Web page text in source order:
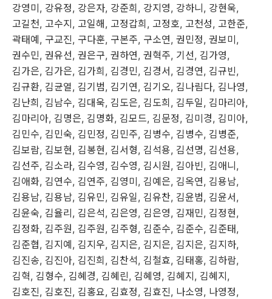
강영미 , 강유정, 강은자, 강준희 , 강지영, 강하니 , 강현욱,
고길천, 고수지 , 고일해 , 고정갑희 , 고정호, 고천성, 고한준,
곽태예 , 구교진, 구다훈, 구본주, 구소연, 권민정, 권보미 ,
권수민, 권유선, 권은구, 권하연, 권혁주, 기선, 김가영,
김가은, 김가은, 김가희 , 김경민, 김경서 , 김경연, 김규빈,
김규환, 김균열, 김기범, 김기연, 김기오, 김나림다, 김나영,
김난희 , 김남수, 김대욱, 김도은, 김도희 , 김두일, 김마리아,
김마리아, 김명은, 김명화, 김모드, 김문정, 김미경, 김미아,
김민수, 김민숙, 김민정, 김민주, 김병수, 김병수, 김병준,
김보람, 김보현, 김봉현, 김서형, 김석용, 김선명, 김선용,
김선주, 김소라, 김수영, 김수영, 김시원, 김아빈, 김애니 ,
김애화, 김연수, 김연주, 김영미 , 김예은, 김옥연, 김용남,
김용남, 김용남, 김유민, 김유일, 김유찬, 김윤범, 김윤서 ,
김윤숙, 김율리 , 김은석, 김은영, 김은영, 김재민, 김정현,
김정화, 김주원, 김주원, 김주형, 김준수, 김준수, 김준태 ,
김준협, 김지예 , 김지우, 김지은, 김지은, 김지은, 김지하,
김진송, 김진아, 김진희 , 김찬석, 김철효, 김태홍, 김하람,
김혁, 김형수, 김혜경, 김혜린, 김혜영, 김혜지 , 김혜지 ,
김호진, 김호진, 김홍요, 김효정, 김효진, 나소영, 나영정,